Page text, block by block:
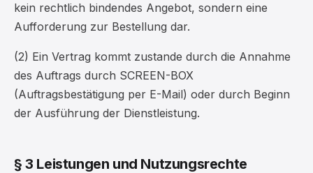
kein rechtlich bindendes Angebot, sondern eine
Aufforderung zur Bestellung dar.
(2) Ein Vertrag kommt zustande durch die Annahme
des Auftrags durch SCREEN-BOX
(Auftragsbestätigung per E-Mail) oder durch Beginn
der Ausführung der Dienstleistung.
§ 3 Leistungen und Nutzungsrechte